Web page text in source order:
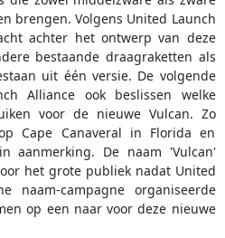
brengen. Volgens United Launch
achter het ontwerp van deze
bestaande draagraketten als
uit één versie. De volgende
Alliance ook beslissen welke
voor de nieuwe Vulcan. Zo
Cape Canaveral in Florida en
aanmerking. De naam 'Vulcan'
het grote publiek nadat United
naam-campagne organiseerde
op een naar voor deze nieuwe